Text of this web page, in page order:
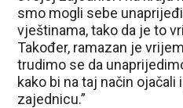
smo mogli sebe
vještinama, tako da je to
Također, ramazan je
trudimo se da
kako bi na taj način ojačali
zajednicu.”